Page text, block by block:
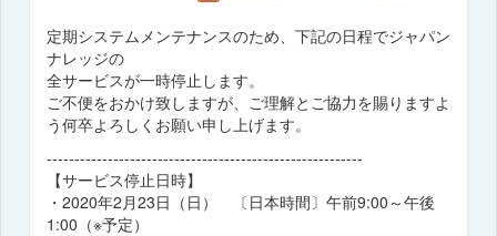
定期システムメンテナンスのため、下記の日程でジャパン
ナレッジの
全サービスが一時停止します。
ご不便をおかけ致しますが、ご理解とご協力を賜りますよ
う何卒よろしくお願い申し上げます。
---------------------------------------------------------
【サービス停止日時】
・2020年2月23日（日） 〔日本時間〕午前9:00～午後
1:00（※予定）